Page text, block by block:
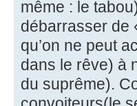
même : le
débarrasser de
qu’on ne peut
dans le rêve) à
du suprême).